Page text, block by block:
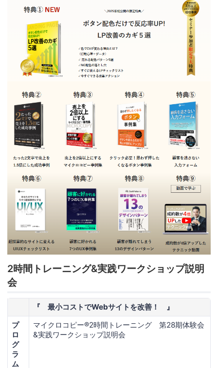
2時間トレーニング&実践ワークショップ説明
会
『 最小コストでWebサイトを改善！ 』
プ
ロ
グ
ラ
ム
マイクロコピー®2時間トレーニング 第28期体験会
&実践ワークショップ説明会